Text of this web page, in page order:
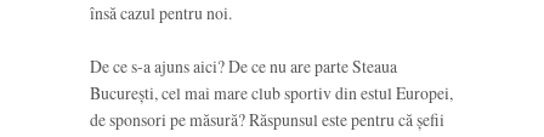
însă cazul pentru noi.
De ce s-a ajuns aici? De ce nu are parte Steaua
București, cel mai mare club sportiv din estul Europei,
de sponsori pe măsură? Răspunsul este pentru că șefii